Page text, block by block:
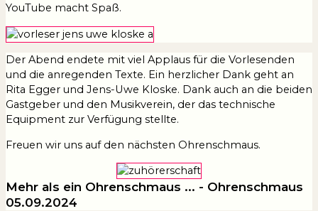
YouTube macht Spaß.
Der Abend endete mit viel Applaus für die Vorlesenden
und die anregenden Texte. Ein herzlicher Dank geht an
Rita Egger und Jens-Uwe Kloske. Dank auch an die beiden
Gastgeber und den Musikverein, der das technische
Equipment zur Verfügung stellte.
Freuen wir uns auf den nächsten Ohrenschmaus.
Mehr als ein Ohrenschmaus ... - Ohrenschmaus
05.09.2024